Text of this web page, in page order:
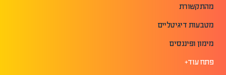
מהתקשורת
מטבעות דיגיטליים
מימון ופיננסים
פתח עוד+